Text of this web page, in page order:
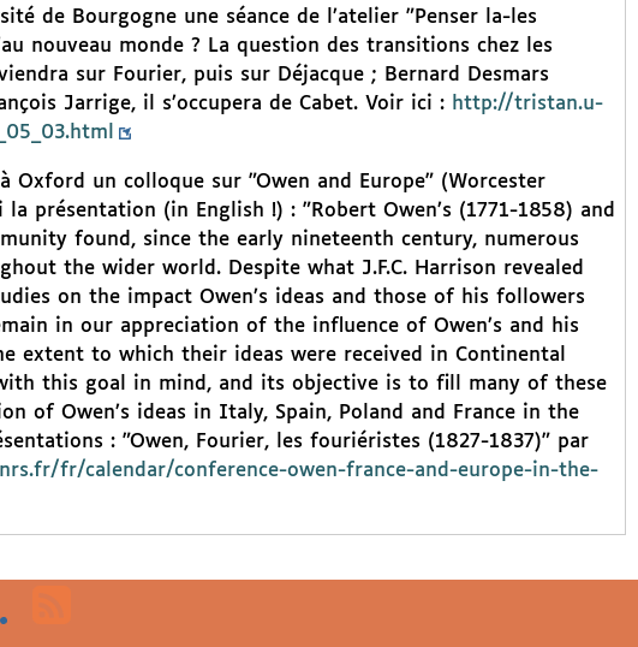
de Bourgogne une séance de l’atelier "Penser la-les
nouveau monde ? La question des transitions chez les
sur Fourier, puis sur Déjacque ; Bernard Desmars
Jarrige, il s’occupera de Cabet. Voir ici : http://tristan.u-
Oxford un colloque sur "Owen and Europe" (Worcester
présentation (in English !) : "Robert Owen’s (1771-1858) and
found, since the early nineteenth century, numerous
the wider world. Despite what J.F.C. Harrison revealed
on the impact Owen’s ideas and those of his followers
in our appreciation of the influence of Owen’s and his
extent to which their ideas were received in Continental
this goal in mind, and its objective is to fill many of these
of Owen’s ideas in Italy, Spain, Poland and France in the
: "Owen, Fourier, les fouriéristes (1827-1837)" par
fr/calendar/conference-owen-france-and-europe-in-the-